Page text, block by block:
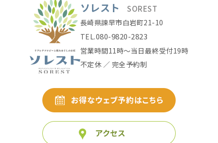
ソレスト SOREST
長崎県諫早市白岩町21-10
TEL.080-9820-2823
営業時間11時〜当日最終受付19時
不定休 ／ 完全予約制